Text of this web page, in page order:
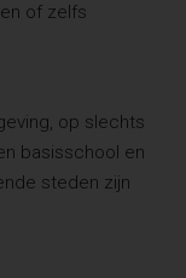
of zelfs
op slechts
basisschool en
steden zijn